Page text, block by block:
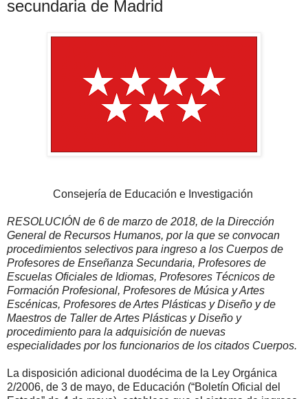
secundaria de Madrid
Consejería de Educación e Investigación
RESOLUCIÓN de 6 de marzo de 2018, de la Dirección
General de Recursos Humanos, por la que se convocan
procedimientos selectivos para ingreso a los Cuerpos de
Profesores de Enseñanza Secundaria, Profesores de
Escuelas Oficiales de Idiomas, Profesores Técnicos de
Formación Profesional, Profesores de Música y Artes
Escénicas, Profesores de Artes Plásticas y Diseño y de
Maestros de Taller de Artes Plásticas y Diseño y
procedimiento para la adquisición de nuevas
especialidades por los funcionarios de los citados Cuerpos.
La disposición adicional duodécima de la Ley Orgánica
2/2006, de 3 de mayo, de Educación (“Boletín Oficial del